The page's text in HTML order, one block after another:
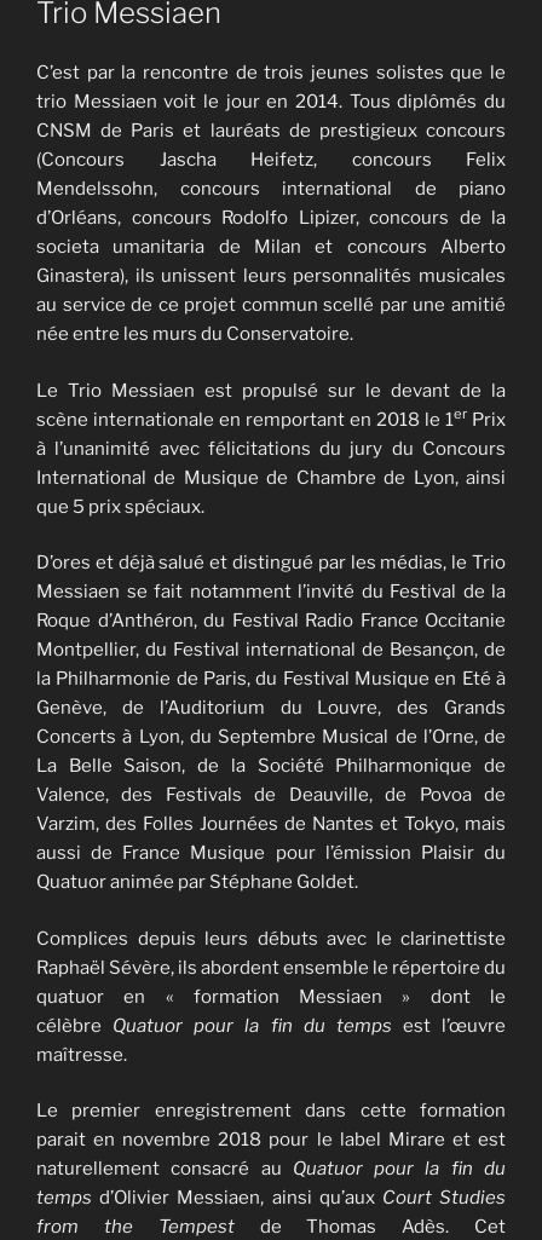
Trio Messiaen
C’est par la rencontre de trois jeunes solistes que le
trio Messiaen voit le jour en 2014. Tous diplômés du
CNSM de Paris et lauréats de prestigieux concours
(Concours Jascha Heifetz, concours Felix
Mendelssohn, concours international de piano
d’Orléans, concours Rodolfo Lipizer, concours de la
societa umanitaria de Milan et concours Alberto
Ginastera), ils unissent leurs personnalités musicales
au service de ce projet commun scellé par une amitié
née entre les murs du Conservatoire.
Le Trio Messiaen est propulsé sur le devant de la
scène internationale en remportant en 2018 le 1er Prix
à l’unanimité avec félicitations du jury du Concours
International de Musique de Chambre de Lyon, ainsi
que 5 prix spéciaux.
D’ores et déjà salué et distingué par les médias, le Trio
Messiaen se fait notamment l’invité du Festival de la
Roque d’Anthéron, du Festival Radio France Occitanie
Montpellier, du Festival international de Besançon, de
la Philharmonie de Paris, du Festival Musique en Eté à
Genève, de l’Auditorium du Louvre, des Grands
Concerts à Lyon, du Septembre Musical de l’Orne, de
La Belle Saison, de la Société Philharmonique de
Valence, des Festivals de Deauville, de Povoa de
Varzim, des Folles Journées de Nantes et Tokyo, mais
aussi de France Musique pour l’émission Plaisir du
Quatuor animée par Stéphane Goldet.
Complices depuis leurs débuts avec le clarinettiste
Raphaël Sévère, ils abordent ensemble le répertoire du
quatuor en « formation Messiaen » dont le
célèbre Quatuor pour la fin du temps est l’œuvre
maîtresse.
Le premier enregistrement dans cette formation
parait en novembre 2018 pour le label Mirare et est
naturellement consacré au Quatuor pour la fin du
tempsd’Olivier Messiaen, ainsi qu’aux Court Studies
from the Tempest de Thomas Adès. Cet